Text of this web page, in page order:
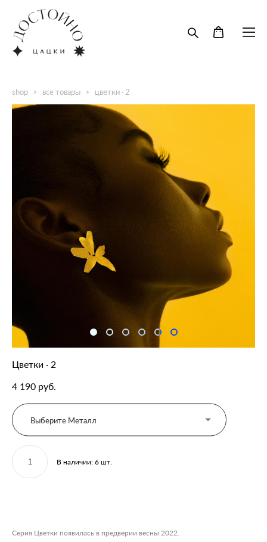
shop > все товары > цветки · 2
Цветки · 2
4 190 pуб.
Выберите Металл
В наличии: 6 шт.
Серия Цветки появилась в предверии весны 2022.